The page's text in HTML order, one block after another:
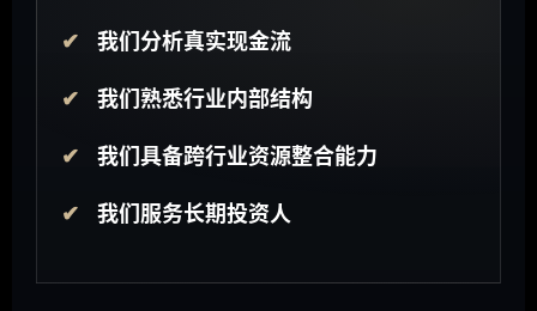
我们分析真实现金流
我们熟悉行业内部结构
我们具备跨行业资源整合能力
我们服务长期投资人